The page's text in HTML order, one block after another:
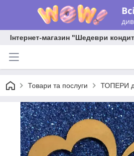
Інтернет-магазин "Шедеври
Товари та послуги ТОПЕРИ